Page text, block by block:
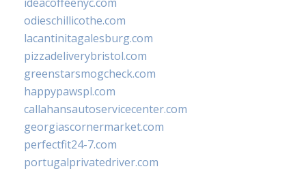
odieschillicothe.com
lacantinitagalesburg.com
pizzadeliverybristol.com
greenstarsmogcheck.com
happypawspl.com
callahansautoservicecenter.com
georgiascornermarket.com
perfectfit24-7.com
portugalprivatedriver.com